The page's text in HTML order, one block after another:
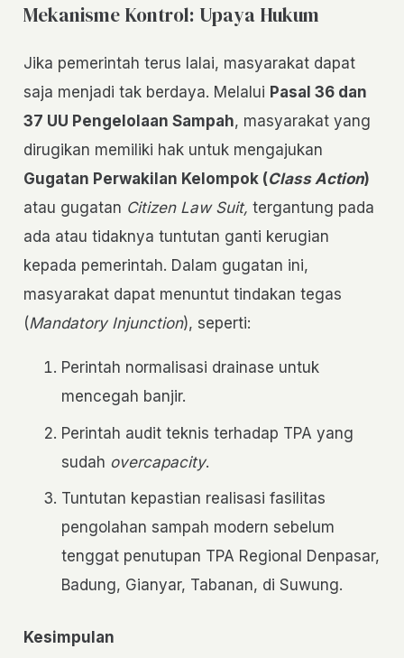
Mekanisme Kontrol: Upaya Hukum
Jika pemerintah terus lalai, masyarakat dapat
saja menjadi tak berdaya. Melalui Pasal 36 dan
37 UU Pengelolaan Sampah, masyarakat yang
dirugikan memiliki hak untuk mengajukan
Gugatan Perwakilan Kelompok (Class Action)
atau gugatan Citizen Law Suit, tergantung pada
ada atau tidaknya tuntutan ganti kerugian
kepada pemerintah. Dalam gugatan ini,
masyarakat dapat menuntut tindakan tegas
(Mandatory Injunction), seperti:
Perintah normalisasi drainase untuk
mencegah banjir.
Perintah audit teknis terhadap TPA yang
sudah overcapacity.
Tuntutan kepastian realisasi fasilitas
pengolahan sampah modern sebelum
tenggat penutupan TPA Regional Denpasar,
Badung, Gianyar, Tabanan, di Suwung.
Kesimpulan